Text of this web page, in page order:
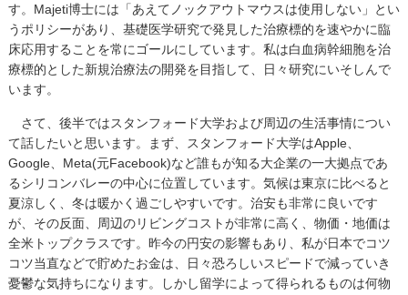
す。Majeti博士には「あえてノックアウトマウスは使用しない」とい
うポリシーがあり、基礎医学研究で発見した治療標的を速やかに臨
床応用することを常にゴールにしています。私は白血病幹細胞を治
療標的とした新規治療法の開発を目指して、日々研究にいそしんで
います。
さて、後半ではスタンフォード大学および周辺の生活事情につい
て話したいと思います。まず、スタンフォード大学はApple、
Google、Meta(元Facebook)など誰もが知る大企業の一大拠点であ
るシリコンバレーの中心に位置しています。気候は東京に比べると
夏涼しく、冬は暖かく過ごしやすいです。治安も非常に良いです
が、その反面、周辺のリビングコストが非常に高く、物価・地価は
全米トップクラスです。昨今の円安の影響もあり、私が日本でコツ
コツ当直などで貯めたお金は、日々恐ろしいスピードで減っていき
憂鬱な気持ちになります。しかし留学によって得られるものは何物